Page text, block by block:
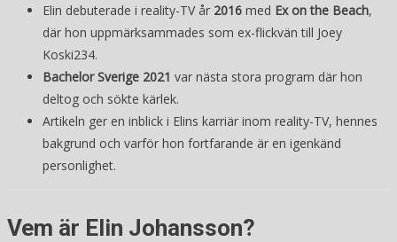
Elin debuterade i reality-TV år 2016 med Ex on the Beach,
där hon uppmärksammades som ex-flickvän till Joey
Koski234.
Bachelor Sverige 2021 var nästa stora program där hon
deltog och sökte kärlek.
Artikeln ger en inblick i Elins karriär inom reality-TV, hennes
bakgrund och varför hon fortfarande är en igenkänd
personlighet.
Vem är Elin Johansson?